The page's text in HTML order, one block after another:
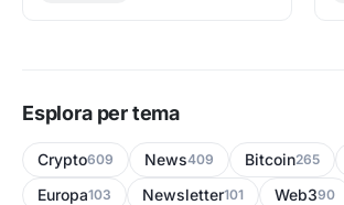
Esplora per tema
Crypto609 News409 Bitcoin265
Europa103 Newsletter101 Web390